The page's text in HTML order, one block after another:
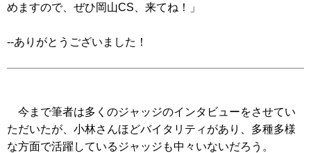
めますので、ぜひ岡山CS、来てね！」
--ありがとうございました！
今まで筆者は多くのジャッジのインタビューをさせてい
ただいたが、小林さんほどバイタリティがあり、多種多様
な方面で活躍しているジャッジも中々いないだろう。